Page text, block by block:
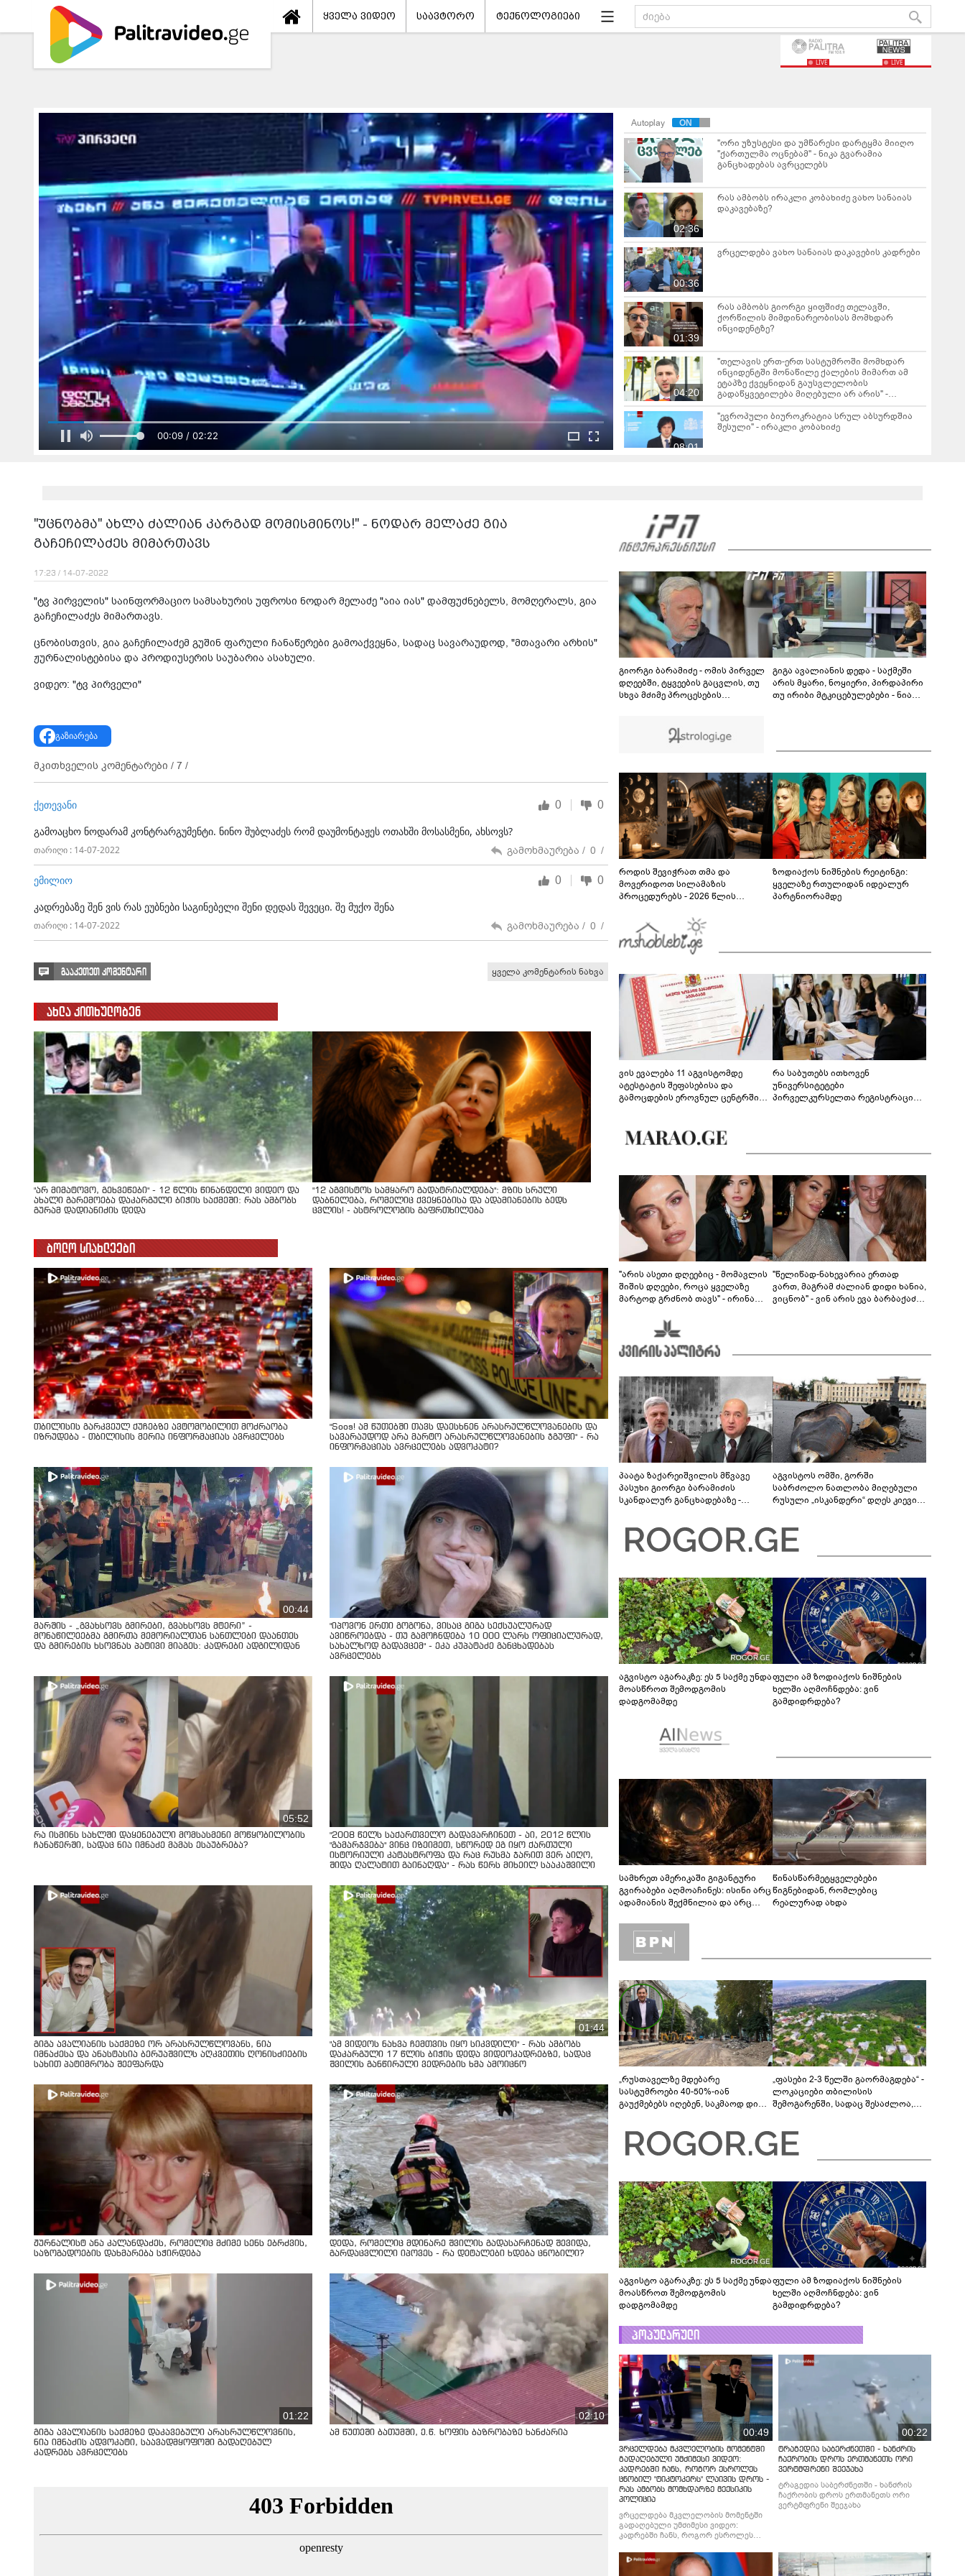
ყველა ვიდეო საავტორო ტექნოლოგიები
LIVE LIVE
00:11 / 02:22
Autoplay
"ორი უზუსტესი და უმწარესი დარტყმა მიიღო
"ქართულმა ოცნებამ" - ნიკა გვარამია
განცხადებას ავრცელებს
02:36
რას ამბობს ირაკლი კობახიძე ვახო სანაიას
დაკავებაზე?
00:36
ვრცელდება ვახო სანაიას დაკავების კადრები
01:39
რას ამბობს გიორგი ყიფშიძე თელავში,
ქორწილის მიმდინარეობისას მომხდარ
ინციდენტზე?
04:20
"თელავის ერთ-ერთ სასტუმროში მომხდარ
ინციდენტში მონაწილე ქალების მიმართ ამ
ეტაპზე ქვეყნიდან გაუსვლელობის
გადაწყვეტილება მიღებული არ არის" -
პროკურორი
08:01
"ევროპული ბიუროკრატია სრულ აბსურდშია
შესული" - ირაკლი კობახიძე
მიცემულია 28 პირი - რა დეტალები ხდება
"თელავში მშენებლობის ნებართვები
ნამდვილად არასწორად იყო გაცემული
რამდენიმე კომერციულ ობიექტზე" - ირაკლი
კობახიძე
08:58
ირაკლი კობახიძის ბრიფინგი - "არსებობს
ცნობილი გამონათქვამი - რასაც პეტრე ამბობს
პავლეზე, პეტრეზე მეტს ამბობს, ვიდრე
პავლეზე"
"უცნობმა" ახლა ძალიან კარგად მომისმინოს!" - ნოდარ მელაძე გია
გაჩეჩილაძეს მიმართავს
17:23 / 14-07-2022
"ტვ პირველის" საინფორმაციო სამსახურის უფროსი ნოდარ მელაძე "აია იას" დამფუძნებელს, მომღერალს, გია
გაჩეჩილაძეს მიმართავს.
ცნობისთვის, გია გაჩეჩილაძემ გუშინ ფარული ჩანაწერები გამოაქვეყნა, სადაც სავარაუდოდ, "მთავარი არხის"
ჟურნალისტებისა და პროდიუსერის საუბარია ასახული.
ვიდეო: "ტვ პირველი"
გაზიარება
მკითხველის კომენტარები / 7 /
ქეთევანი 0 0
გამოაცხო ნოდარამ კონტრარგუმენტი. ნინო შუბლაძეს რომ დაუმონტაჟეს ოთახში მოსასმენი, ახსოვს?
თარიღი : 14-07-2022 გამოხმაურება / 0 /
ემილიო 0 0
კადრებაზე შენ ვის რას ეუბნები საგინებელი შენი დედას შევეცი. შე მუქო შენა
თარიღი : 14-07-2022 გამოხმაურება / 0 /
გააკეთეთ კომენტარი ყველა კომენტარის ნახვა
ახლა კითხულობენ
"არ მიმატოვო, გეხვეწები" - 12 წლის წინანდელი ვიდეო და
ახალი გარემოება დაკარგული ბიჭის საქმეში: რას ამბობს
გურამ დადიანიძის დედა
"12 აგვისტოს სამყარო გადატრიალდება": მზის სრული
დაბნელება, რომელიც ქვეყნებისა და ადამიანების ბედს
ცვლის! - ასტროლოგის გაფრთხილება
ბოლო სიახლეები
თბილისის გარკვეულ ქუჩებზე ავტომობილით მოძრაობა
იზრუდება - თბილისის მერია ინფორმაციას ავრცელებს
"Soos! ამ წუთებში თავს დაესხნენ არასრულწლოვანების და
სავარაუდოდ არა მარტო არასრულწლოვანების ჯგუფი" - რა
ინფორმაციას ავრცელებს ადვოკატი?
00:44
მარშის - „გვახსოვს გმირები, გვახსოვს მტერი” -
მონაწილეებმა გმირთა მემორიალთან სანთლები დაანთეს
და გმირების ხსოვნას პატივი მიაგეს: კადრები ადგილიდან
"იპოვონ ერთი გოგონა, ვისაც გიგა სექსუალურად
ავიწროებდა - თუ გამოჩნდება 10 000 ლარს ოფიციალურად,
სახალხოდ გადავცემ" - ეკა კუპატაძე განცხადებას
ავრცელებს
05:52
რა ისმინს სახლში დაყენებული მომსასმენი მოწყობილობის
ჩანაწერში, სადაც ნია იმნაძე მამას ესაუბრება?
"2008 წელს საქართველო გადავარჩინეთ - აი, 2012 წლის
"გამარჯვება" ვინც იზეიმეთ, სწორედ ეგ იყო ქართული
ისტორიული კატასტროფა და რაც რუსმა ჯარით ვერ აიღო,
შიდა ღალატით გაინაღდა" - რას წერს მიხეილ სააკაშვილი
გიგა ავალიანის საქმეზე ორ არასრულწლოვანს, ნია
იმნაძესა და ანასტასია ბერუაშვილს აღკვეთის ღონისძიების
სახით პატიმრობა შეეფარდა
01:44
"ამ ვიდეოს ნახვა ჩემთვის იყო სიკვდილი" - რას ამბობს
დაკარგული 17 წლის ბიჭის დედა ვიდეოკადრებზე, სადაც
შვილის განწირული ვედრების ხმა ამოიცნო
ჟურნალისტ ანა კალანდაძეს, რომელიც მძიმე სენს ებრძვის,
საზოგადოების დახმარება სჭირდება
დედა, რომელიც მდინარე შვილის გადასარჩენად შევიდა,
გარდაცვლილი იპოვეს - რა დეტალები ხდება ცნობილი?
01:22
გიგა ავალიანის საქმეზე დაკავებული არასრულწლოვნის,
ნია იმნაძის ადვოკატი, საავადმყოფოში გადაღებულ
კადრებს ავრცელებს
02:10
ამ წუთეში ბათუმში, ე.წ. ხოფის ბაზრობაზე ხანძარია
გიორგი ბარამიძე - ომის პირველ
დღეებში, ტყვეების გაცვლის, თუ
სხვა მძიმე პროცესების
მითქვამს, რომ ჩვენები
ხელებაწეულს ან დატყვევებულს
ვიცი
გიგა ავალიანის დედა - საქმეში
არის მყარი, ნოყიერი, პირდაპირი
თუ ირიბი მტკიცებულებები - ნია
როდის შევიჭრათ თმა და
მოვერიდოთ სილამაზის
პროცედურებს - 2026 წლის
გზამკვლევი
ზოდიაქოს ნიშნების რეიტინგი:
ყველაზე რთულიდან იდეალურ
პარტნიორამდე
ვის ევალება 11 აგვისტომდე
ატესტატის შეფასებისა და
გამოცდების ეროვნულ ცენტრში
რა საბუთებს ითხოვენ
უნივერსიტეტები
პირველკურსელთა რეგისტრაციის
"არის ასეთი დღეებიც - მომავლის
შიშის დღეები, როცა ყველაზე
მარტოდ გრძნობ თავს" - ირინა
"წელიწად-ნახევარია ერთად
ვართ, მაგრამ ძალიან დიდი ხანია,
ვიცნობ" - ვინ არის ევა ბარბაქაძის
პაატა ზაქარეიშვილის მწვავე
პასუხი გიორგი ბარამიძის
სკანდალურ განცხადებაზე -
გადმოვასვენე... ბარამიძე კი
ტყუის"
აგვისტოს ომში, გორში
საბრძოლო ნათლობა მიღებული
რუსული „ისკანდერი“ დღეს კიევის
აგვისტო აგარაკზე: ეს 5 საქმე უნდა
მოასწროთ შემოდგომის
დადგომამდე
ფული ამ ზოდიაქოს ნიშნების
ხელში აღმოჩნდება: ვინ
გამდიდრდება?
სამხრეთ ამერიკაში გიგანტური
გვირაბები აღმოაჩინეს: ისინი არც
ადამიანის შექმნილია და არც
ლაბირინთები?
წინასწარმეტყველებები
წიგნებიდან, რომლებიც
რეალურად ახდა
„რუსთაველზე მდებარე
სასტუმროები 40-50%-იან
გაუქმებებს იღებენ, საკმაოდ დიდი
შეხვდებოდა“
„ფასები 2-3 წელში გაორმაგდება“ -
ლოკაციები თბილისის
შემოგარენში, სადაც შესაძლოა,
აგვისტო აგარაკზე: ეს 5 საქმე უნდა
მოასწროთ შემოდგომის
დადგომამდე
ფული ამ ზოდიაქოს ნიშნების
ხელში აღმოჩნდება: ვინ
გამდიდრდება?
პოპულარული
00:49
ვრცელდება მკვლელობის მომენტში
გადაღებული უმძიმესი ვიდეო:
კადრებში ჩანს, როგორ ესროლეს
ცნობილ "ტიკტოკერს" ლაივის დროს -
რას ამბობს მომხდარზე მექსიკის
პოლიცია
ვრცელდება მკვლელობის მომენტში
გადაღებული უმძიმესი ვიდეო:
კადრებში ჩანს, როგორ ესროლეს
რას ამბობს მომხდარზე მექსიკის
პოლიცია
00:22
ტრაგედია საბერძნეთში - ხანძრის
ჩაქრობის დროს ერთმანეთს ორი
ვერტმფრენი შეეჯახა
ტრაგედია საბერძნეთში - ხანძრის
ჩაქრობის დროს ერთმანეთს ორი
ვერტმფრენი შეეჯახა